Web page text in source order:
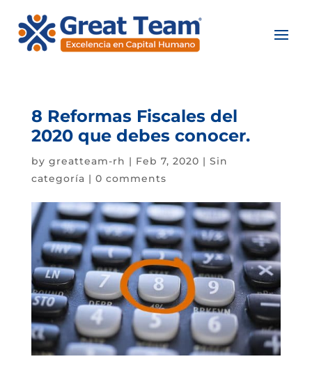
8 Reformas Fiscales del
2020 que debes conocer.
by greatteam-rh | Feb 7, 2020 | Sin
categoría | 0 comments